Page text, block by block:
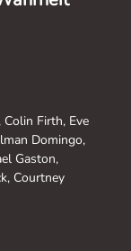
Firth, Eve
Domingo,
Gaston,
Courtney